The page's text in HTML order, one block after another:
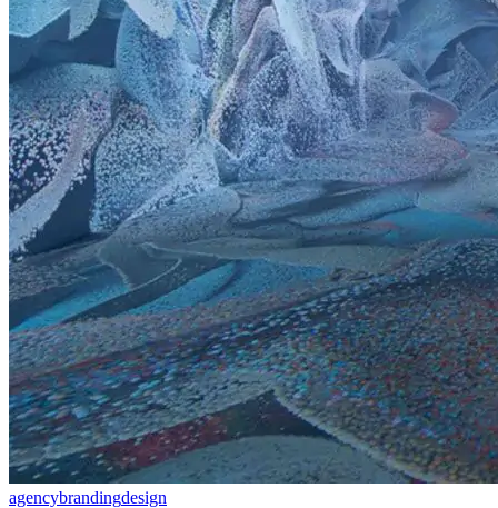
agencybrandingdesign